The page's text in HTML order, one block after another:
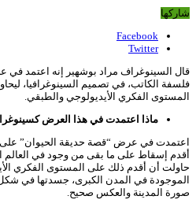
شاركها
Facebook
Twitter
قال السينوغراف مراد بوشهير إنه اعتمد
فلسفة الكاتب، في تصميم السينوغرافيا،
المستوى الفكري الأيديولوجي والطبقي.
ماذا اعتمدت في هذا العرض
اعتمدت في عرض “قصة حديقة الحيوان”
أقدم إسقاط على ما بقى من وجود في العالم
حاولت أن أقدم ذلك على المستوى الفكري
الموجودة في المدن الكبرى، جسدتها في
صورة المدينة والعكس صحيح.